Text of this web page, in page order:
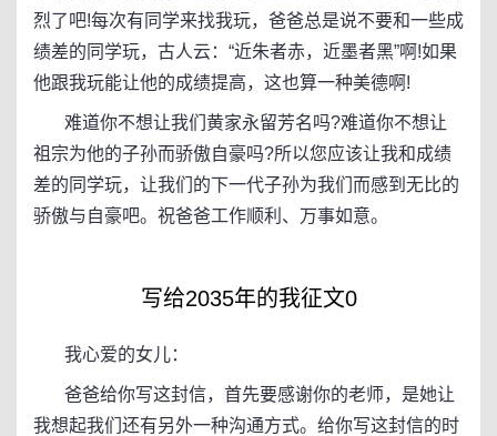
烈了吧!每次有同学来找我玩，爸爸总是说不要和一些成
绩差的同学玩，古人云：“近朱者赤，近墨者黑”啊!如果
他跟我玩能让他的成绩提高，这也算一种美德啊!
难道你不想让我们黄家永留芳名吗?难道你不想让
祖宗为他的子孙而骄傲自豪吗?所以您应该让我和成绩
差的同学玩，让我们的下一代子孙为我们而感到无比的
骄傲与自豪吧。祝爸爸工作顺利、万事如意。
写给2035年的我征文0
我心爱的女儿：
爸爸给你写这封信，首先要感谢你的老师，是她让
我想起我们还有另外一种沟通方式。给你写这封信的时